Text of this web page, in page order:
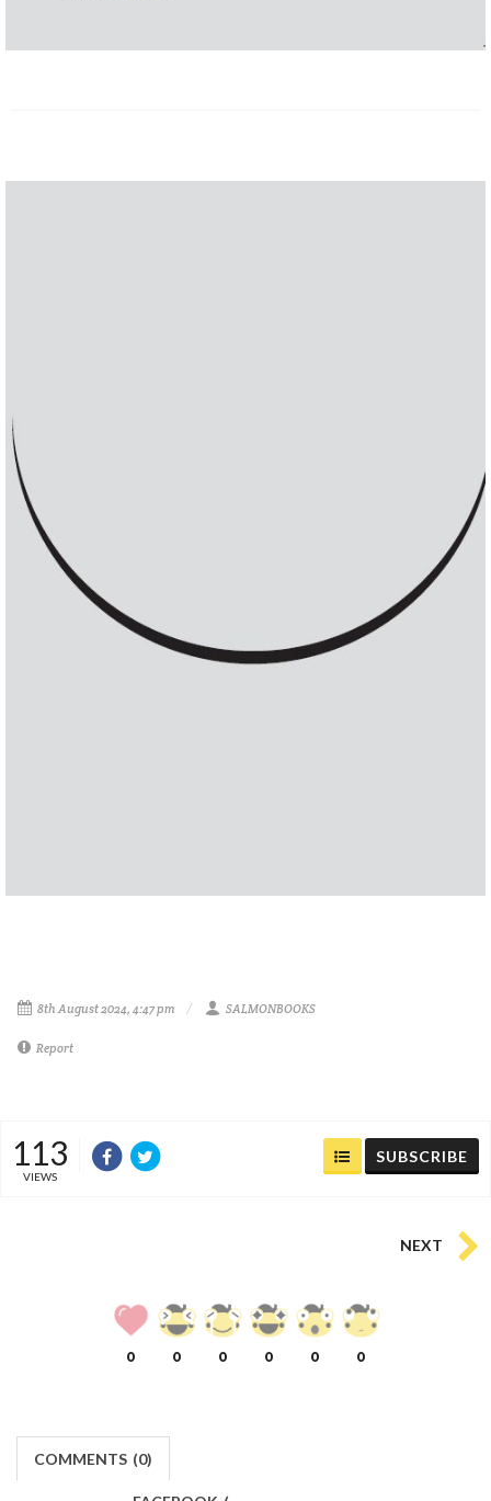
8th August 2024, 4:47 pm SALMONBOOKS
Report
113
VIEWS
SUBSCRIBE
NEXT
0 0 0 0 0 0
COMMENTS (0)